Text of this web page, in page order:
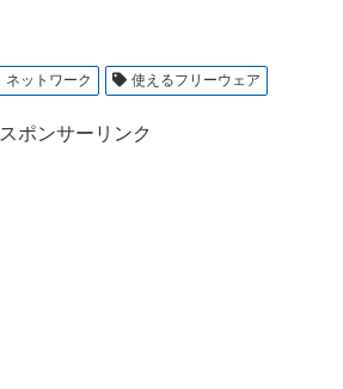
ネットワーク 使えるフリーウェア
スポンサーリンク